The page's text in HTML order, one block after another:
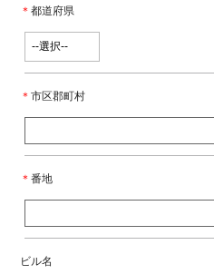
＊都道府県
＊市区郡町村
＊番地
ビル名